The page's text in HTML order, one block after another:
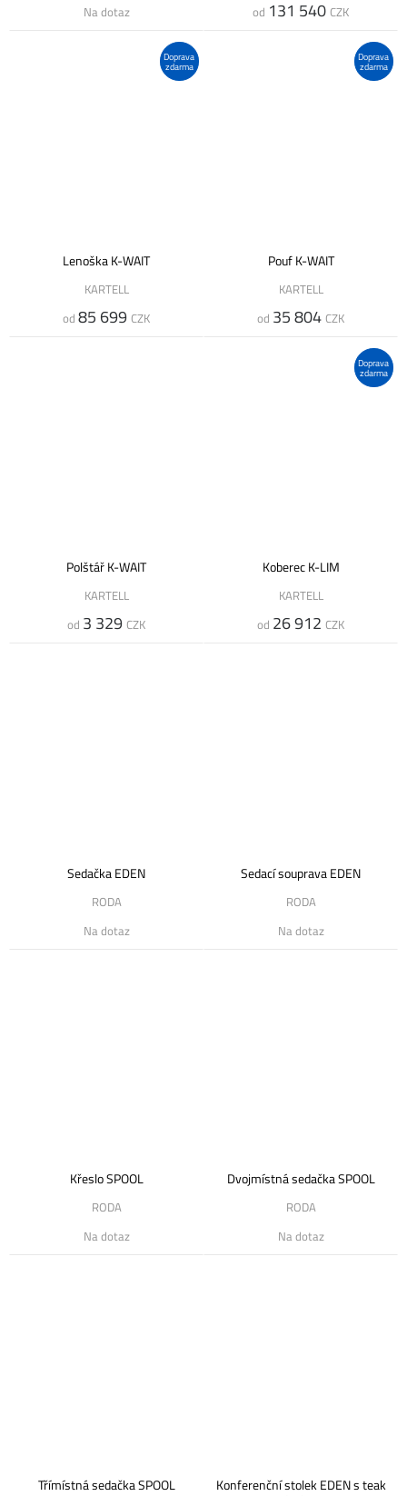
Na dotaz
od 131 540 CZK
Doprava
zdarma
Lenoška K-WAIT
KARTELL
od 85 699 CZK
Doprava
zdarma
Pouf K-WAIT
KARTELL
od 35 804 CZK
Polštář K-WAIT
KARTELL
od 3 329 CZK
Doprava
zdarma
Koberec K-LIM
KARTELL
od 26 912 CZK
Sedačka EDEN
RODA
Na dotaz
Sedací souprava EDEN
RODA
Na dotaz
Křeslo SPOOL
RODA
Na dotaz
Dvojmístná sedačka SPOOL
RODA
Na dotaz
Třímístná sedačka SPOOL Konferenční stolek EDEN s teak